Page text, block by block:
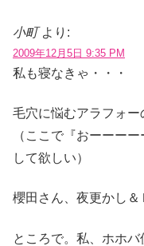
小町 より:
2009年12月5日 9:35 PM
私も寝なきゃ・・・
毛穴に悩むアラフォー
（ここで『おーーー
して欲しい）
櫻田さん、夜更かし＆
ところで。私、ホホバ